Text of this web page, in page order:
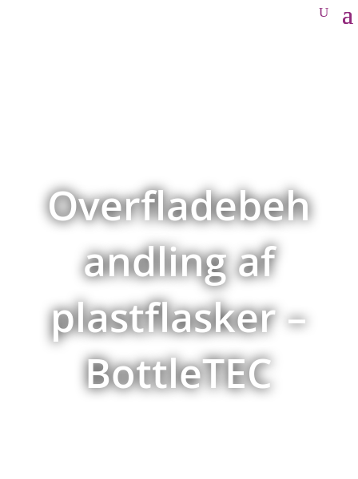
Overfladebeh
andling af
plastflasker –
BottleTEC